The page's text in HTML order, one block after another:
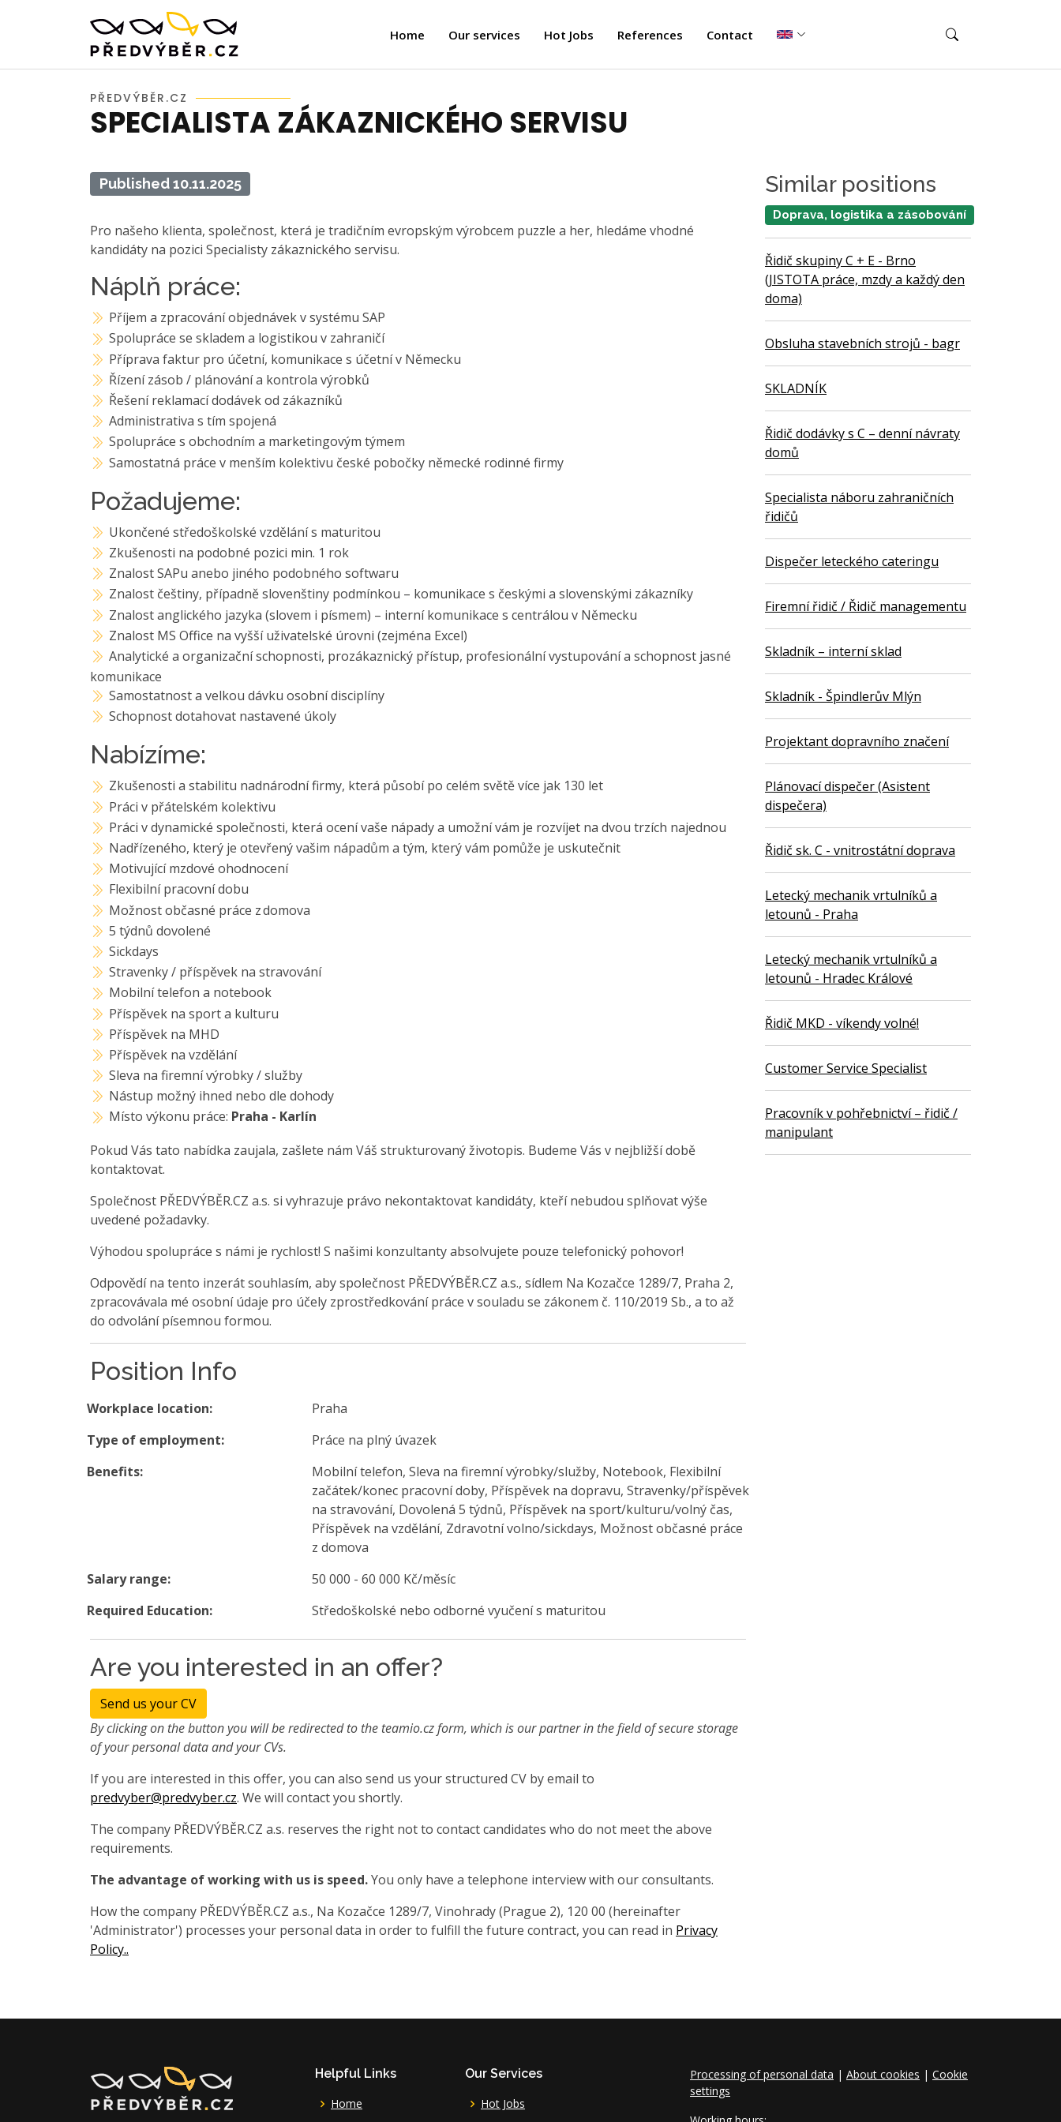
Home Our services Hot Jobs References Contact
PŘEDVÝBĚR.CZ
SPECIALISTA ZÁKAZNICKÉHO SERVISU
Published 10.11.2025
Pro našeho klienta, společnost, která je tradičním evropským výrobcem puzzle a her, hledáme vhodné
kandidáty na pozici Specialisty zákaznického servisu.
Náplň práce:
Příjem a zpracování objednávek v systému SAP
Spolupráce se skladem a logistikou v zahraničí
Příprava faktur pro účetní, komunikace s účetní v Německu
Řízení zásob / plánování a kontrola výrobků
Řešení reklamací dodávek od zákazníků
Administrativa s tím spojená
Spolupráce s obchodním a marketingovým týmem
Samostatná práce v menším kolektivu české pobočky německé rodinné firmy
Požadujeme:
Ukončené středoškolské vzdělání s maturitou
Zkušenosti na podobné pozici min. 1 rok
Znalost SAPu anebo jiného podobného softwaru
Znalost češtiny, případně slovenštiny podmínkou – komunikace s českými a slovenskými zákazníky
Znalost anglického jazyka (slovem i písmem) – interní komunikace s centrálou v Německu
Znalost MS Office na vyšší uživatelské úrovni (zejména Excel)
Analytické a organizační schopnosti, prozákaznický přístup, profesionální vystupování a schopnost jasné
komunikace
Samostatnost a velkou dávku osobní disciplíny
Schopnost dotahovat nastavené úkoly
Nabízíme:
Zkušenosti a stabilitu nadnárodní firmy, která působí po celém světě více jak 130 let
Práci v přátelském kolektivu
Práci v dynamické společnosti, která ocení vaše nápady a umožní vám je rozvíjet na dvou trzích najednou
Nadřízeného, který je otevřený vašim nápadům a tým, který vám pomůže je uskutečnit
Motivující mzdové ohodnocení
Flexibilní pracovní dobu
Možnost občasné práce z domova
5 týdnů dovolené
Sickdays
Stravenky / příspěvek na stravování
Mobilní telefon a notebook
Příspěvek na sport a kulturu
Příspěvek na MHD
Příspěvek na vzdělání
Sleva na firemní výrobky / služby
Nástup možný ihned nebo dle dohody
Místo výkonu práce: Praha - Karlín
Pokud Vás tato nabídka zaujala, zašlete nám Váš strukturovaný životopis. Budeme Vás v nejbližší době
kontaktovat.
Společnost PŘEDVÝBĚR.CZ a.s. si vyhrazuje právo nekontaktovat kandidáty, kteří nebudou splňovat výše
uvedené požadavky.
Výhodou spolupráce s námi je rychlost! S našimi konzultanty absolvujete pouze telefonický pohovor!
Odpovědí na tento inzerát souhlasím, aby společnost PŘEDVÝBĚR.CZ a.s., sídlem Na Kozačce 1289/7, Praha 2,
zpracovávala mé osobní údaje pro účely zprostředkování práce v souladu se zákonem č. 110/2019 Sb., a to až
do odvolání písemnou formou.
Position Info
Workplace location:
Praha
Type of employment:
Práce na plný úvazek
Benefits:
Mobilní telefon, Sleva na firemní výrobky/služby, Notebook, Flexibilní
začátek/konec pracovní doby, Příspěvek na dopravu, Stravenky/příspěvek
na stravování, Dovolená 5 týdnů, Příspěvek na sport/kulturu/volný čas,
Příspěvek na vzdělání, Zdravotní volno/sickdays, Možnost občasné práce
z domova
Salary range:
50 000 - 60 000 Kč/měsíc
Required Education:
Středoškolské nebo odborné vyučení s maturitou
Are you interested in an offer?
Send us your CV
By clicking on the button you will be redirected to the teamio.cz form, which is our partner in the field of secure storage
of your personal data and your CVs.
If you are interested in this offer, you can also send us your structured CV by email to
predvyber@predvyber.cz. We will contact you shortly.
The company PŘEDVÝBĚR.CZ a.s. reserves the right not to contact candidates who do not meet the above
requirements.
The advantage of working with us is speed.You only have a telephone interview with our consultants.
How the company PŘEDVÝBĚR.CZ a.s., Na Kozačce 1289/7, Vinohrady (Prague 2), 120 00 (hereinafter
'Administrator') processes your personal data in order to fulfill the future contract, you can read in Privacy
Policy..
Similar positions
Doprava, logistika a zásobování
Řidič skupiny C + E - Brno
(JISTOTA práce, mzdy a každý den
doma)
Obsluha stavebních strojů - bagr
SKLADNÍK
Řidič dodávky s C – denní návraty
domů
Specialista náboru zahraničních
řidičů
Dispečer leteckého cateringu
Firemní řidič / Řidič managementu
Skladník – interní sklad
Skladník - Špindlerův Mlýn
Projektant dopravního značení
Plánovací dispečer (Asistent
dispečera)
Řidič sk. C - vnitrostátní doprava
Letecký mechanik vrtulníků a
letounů - Praha
Letecký mechanik vrtulníků a
letounů - Hradec Králové
Řidič MKD - víkendy volné!
Customer Service Specialist
Pracovník v pohřebnictví – řidič /
manipulant
Helpful Links
Home
Our Services
Hot Jobs
Processing of personal data | About cookies | Cookie
settings